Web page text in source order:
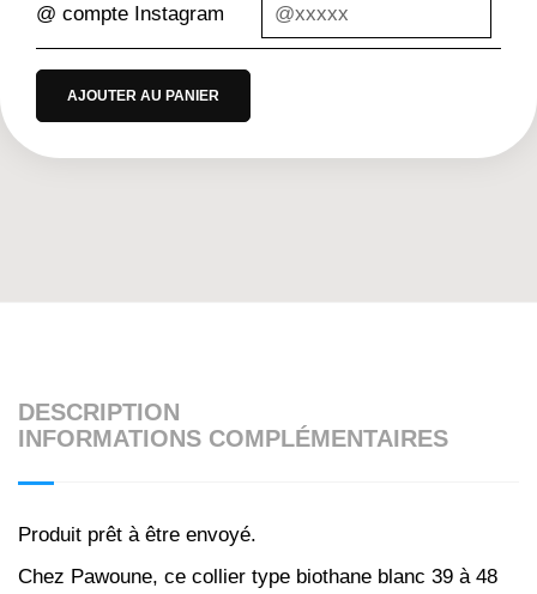
@ compte Instagram
AJOUTER AU PANIER
DESCRIPTION
INFORMATIONS COMPLÉMENTAIRES
Produit prêt à être envoyé.
Chez Pawoune, ce collier type biothane blanc 39 à 48